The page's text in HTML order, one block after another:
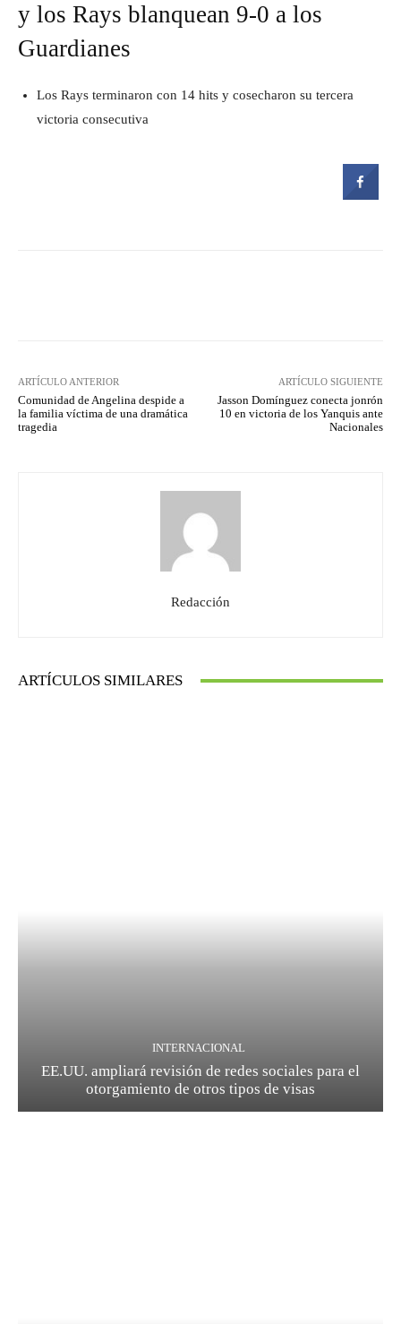
y los Rays blanquean 9-0 a los
Guardianes
Los Rays terminaron con 14 hits y cosecharon su tercera
victoria consecutiva
ARTÍCULO ANTERIOR
Comunidad de Angelina despide a
la familia víctima de una dramática
tragedia
ARTÍCULO SIGUIENTE
Jasson Domínguez conecta jonrón
10 en victoria de los Yanquis ante
Nacionales
Redacción
ARTÍCULOS SIMILARES
INTERNACIONAL
EE.UU. ampliará revisión de redes sociales para el
otorgamiento de otros tipos de visas